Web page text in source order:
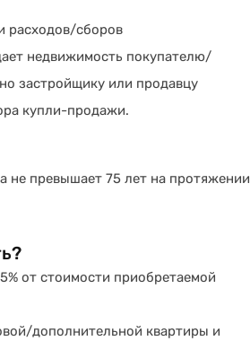
расходов/сборов
недвижимость покупателю/
застройщику или продавцу
купли-продажи.
не превышает 75 лет на протяжении
от стоимости приобретаемой
дополнительной квартиры и